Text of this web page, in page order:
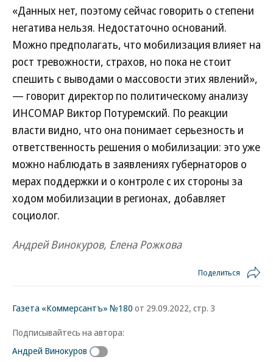
«Данных нет, поэтому сейчас говорить о степени
негатива нельзя. Недостаточно оснований.
Можно предполагать, что мобилизация влияет на
рост тревожности, страхов, но пока не стоит
спешить с выводами о массовости этих явлений»,
— говорит директор по политическому анализу
ИНСОМАР Виктор Потуремский. По реакции
власти видно, что она понимает серьезность и
ответственность решения о мобилизации: это уже
можно наблюдать в заявлениях губернаторов о
мерах поддержки и о контроле с их стороны за
ходом мобилизации в регионах, добавляет
социолог.
Андрей Винокуров, Елена Рожкова
Поделиться
Газета «Коммерсантъ» №180 от 29.09.2022, стр. 3
Подписывайтесь на автора:
Андрей Винокуров